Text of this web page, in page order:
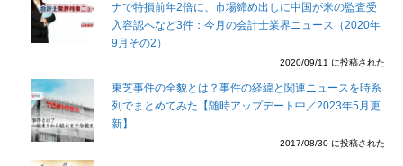
ナで特損前年2倍に、市場締め出しに中国が米の監査受
入容認へなど3件：今月の会計士業界ニュース（2020年
9月その2）
2020/09/11 に投稿された
東芝事件の全貌とは？事件の経緯と関連ニュースを時系
列でまとめてみた【随時アップデート中／2023年5月更
新】
2017/08/30 に投稿された